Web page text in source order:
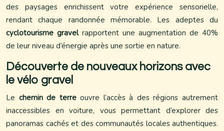
des paysages enrichissent votre expérience sensorielle,
rendant chaque randonnée mémorable. Les adeptes du
cyclotourisme gravel rapportent une augmentation de 40%
de leur niveau d’énergie après une sortie en nature.
Découverte de nouveaux horizons avec
le vélo gravel
Le chemin de terreouvre l’accès à des régions autrement
inaccessibles en voiture, vous permettant d’explorer des
panoramas cachés et des communautés locales authentiques.